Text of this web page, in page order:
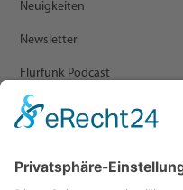
Neuigkeiten
Newsletter
Flurfunk Podcast
Presse